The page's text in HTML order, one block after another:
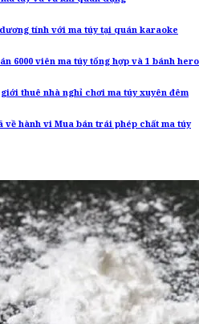
tính với ma túy tại quán karaoke
6000 viên ma túy tổng hợp và 1 bánh
thuê nhà nghỉ chơi ma túy xuyên đêm
về hành vi Mua bán trái phép chất ma túy